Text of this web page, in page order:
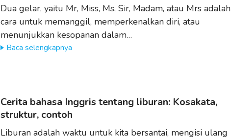
Dua gelar, yaitu Mr, Miss, Ms, Sir, Madam, atau Mrs adalah
cara untuk memanggil, memperkenalkan diri, atau
menunjukkan kesopanan dalam…
Baca selengkapnya
Cerita bahasa Inggris tentang liburan: Kosakata,
struktur, contoh
Liburan adalah waktu untuk kita bersantai, mengisi ulang